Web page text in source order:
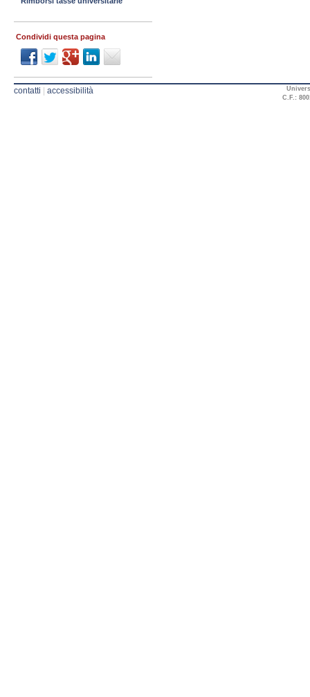
Condividi questa pagina
contatti accessibilità
C.F.: